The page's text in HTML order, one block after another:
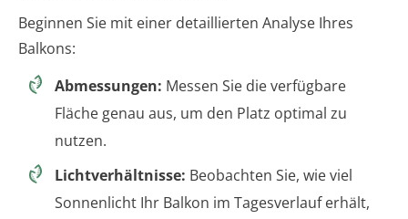
Beginnen Sie mit einer detaillierten Analyse Ihres
Balkons:
Abmessungen: Messen Sie die verfügbare
Fläche genau aus, um den Platz optimal zu
nutzen.
Lichtverhältnisse: Beobachten Sie, wie viel
Sonnenlicht Ihr Balkon im Tagesverlauf erhält,